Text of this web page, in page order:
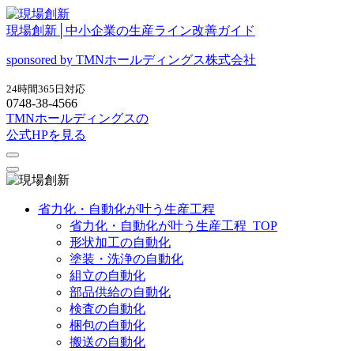
現場創新│中小企業の生産ライン改善ガイド
sponsored by TMNホールディングス株式会社
24時間365日対応
0748-38-4566
TMNホールディングスの
公式HPを見る
省力化・自動化が叶う生産工程
省力化・自動化が叶う生産工程_TOP
形状加工の自動化
塗装・洗浄の自動化
組立の自動化
部品供給の自動化
検査の自動化
梱包の自動化
搬送の自動化